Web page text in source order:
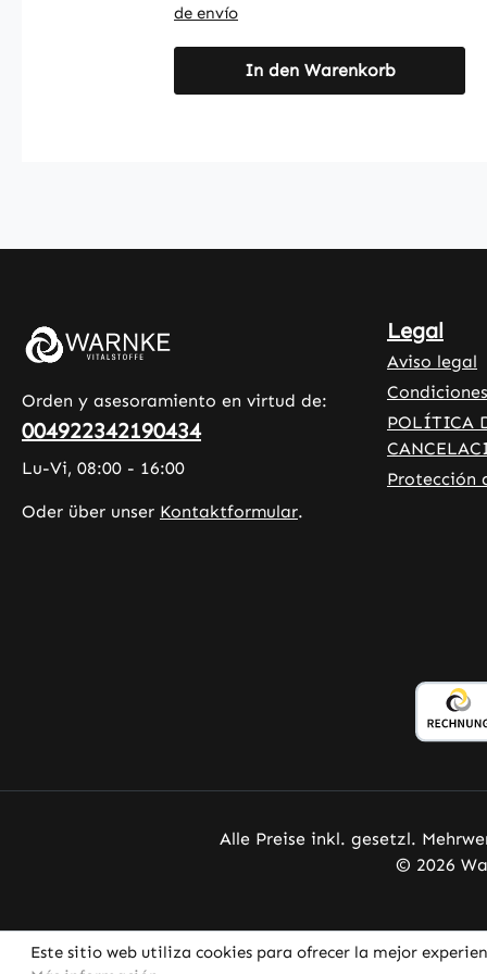
de hidroxipropilmetilcelulosa. Con
250 cápsulas por envase, este
Producido según los estándares
HACCP de calidad e higiene • Sin
aditivos ni colorantes Descubra los
beneficios: La vitamina C
contribuye al mantenimiento de la
inmunológico durante y después
normal del sistema nervioso . La
función psicológica normal. La
vitamina C contribuye a la
protección de las células frente al
de envío
In den Warenkorb
Orden y asesoramiento en virtud de:
004922342190434
Lu-Vi, 08:00 - 16:00
Oder über unser Kontaktformular.
Legal
Aviso legal
POLÍTICA
Protección
Alle Preise inkl. gesetzl.
© 2026
Este sitio web utiliza cookies para ofrecer la mejor